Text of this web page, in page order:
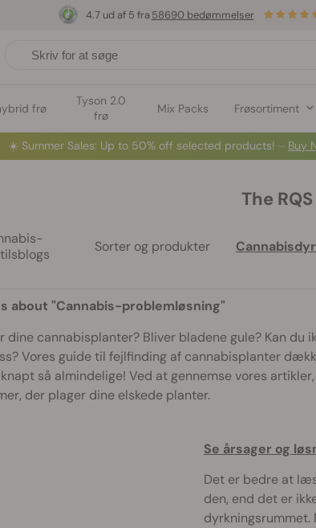
frø
Tyson 2.0
frø
Mix Packs Frøsortiment
4.7 ud af 5 fra 58690 bedømmelser
☀️ Summer Sales: Up to 50% off selected products! ⏤ Buy
The
Sorter og produkter
about "Cannabis-problemløsning"
dine cannabisplanter? Bliver bladene gule? Kan du
Vores guide til fejlfinding af cannabisplanter
så almindelige! Ved at gennemse vores
der plager dine elskede planter.
Se årsager og
Det er bedre at
den, end det er
dyrkningsrummet.